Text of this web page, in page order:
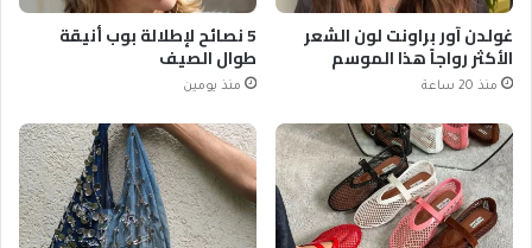
غولدن آور براونت لون الشعر
الأكثر رواجاً هذا الموسم
منذ 20 ساعة
5 نصائح لإطلالة بوب أنيقة
طوال الصيف
منذ يومين